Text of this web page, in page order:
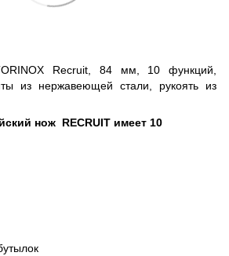
Recruit, 84 мм, 10 функций,
из нержавеющей стали, рукоять из
нож RECRUIT имеет 10